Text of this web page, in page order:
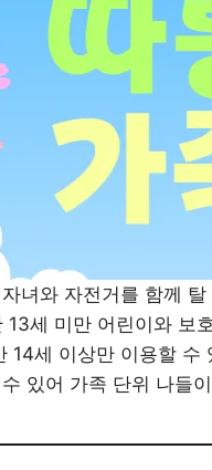
녀와 자전거를 함께
세 미만 어린이와 보
14세 이상만 이용할
있어 가족 단위 나들